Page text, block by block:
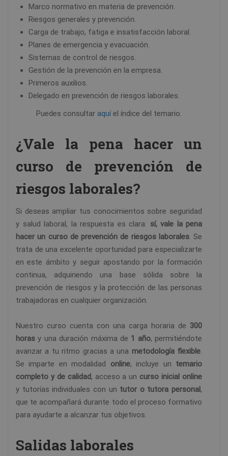
Marco normativo en materia de prevención.
Riesgos generales y prevención.
Carga de trabajo, fatiga e insatisfacción laboral.
Planes de emergencia y evacuación.
Sistemas de control de riesgos.
Gestión de la prevención en la empresa.
Primeros auxilios.
Delegado en prevención de riesgos laborales.
Puedes consultar aquíel índice del temario.
¿Vale la pena hacer un
curso de prevención de
riesgos laborales?
Si deseas ampliar tus conocimientos sobre seguridad
y salud laboral, la respuesta es clara: sí, vale la pena
hacer un curso de prevención de riesgos laborales. Se
trata de una excelente oportunidad para especializarte
en este ámbito y seguir apostando por la formación
continua, adquiriendo una base sólida sobre la
prevención de riesgos y la protección de las personas
trabajadoras en cualquier organización.
Nuestro curso cuenta con una carga horaria de 300
horas y una duración máxima de 1 año, permitiéndote
avanzar a tu ritmo gracias a una metodología flexible.
Se imparte en modalidad online, incluye un temario
completo y de calidad, acceso a un curso inicial online
y tutorías individuales con un tutor o tutora personal,
que te acompañará durante todo el proceso formativo
para ayudarte a alcanzar tus objetivos.
Salidas laborales